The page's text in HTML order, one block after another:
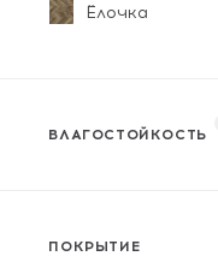
Ёлочка
ВЛАГОСТОЙКОСТЬ
ПОКРЫТИЕ